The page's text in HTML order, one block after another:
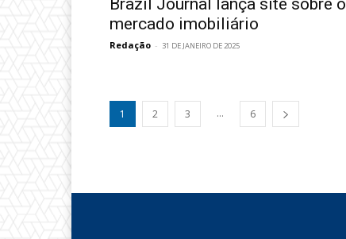
Brazil Journal lança site sobre o
mercado imobiliário
Redação - 31 DE JANEIRO DE 2025
1 2 3 ... 6